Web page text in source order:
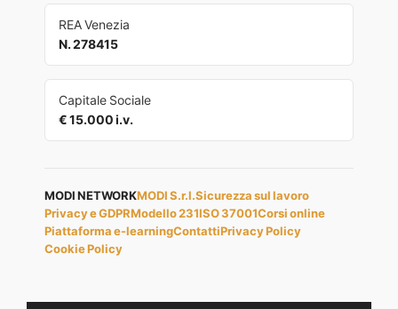
REA Venezia
N. 278415
Capitale Sociale
€ 15.000 i.v.
MODI NETWORKMODI S.r.l.Sicurezza sul lavoro
Privacy e GDPRModello 231ISO 37001Corsi online
Piattaforma e-learningContattiPrivacy Policy
Cookie Policy